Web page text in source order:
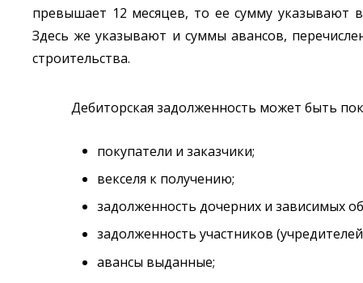
превышает 12 месяцев, то ее сумму указывают
Здесь же указывают и суммы авансов,
строительства.
Дебиторская задолженность может быть
покупатели и заказчики;
векселя к получению;
задолженность дочерних и зависимых
задолженность участников
авансы выданные;